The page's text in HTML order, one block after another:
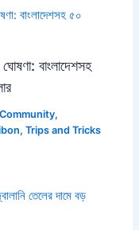
ঘোষণা: বাংলাদেশসহ
,
,Trips and Tricks